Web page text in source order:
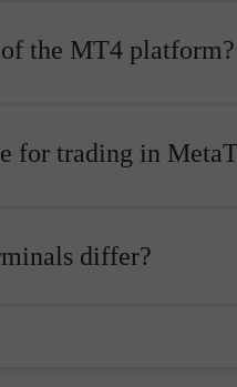
the MT4 platform?
for trading in
differ?